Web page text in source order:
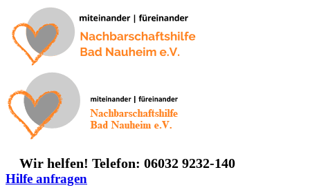
Inhalt
springen
Wir helfen! Telefon: 06032 9232-140
Hilfe anfragen